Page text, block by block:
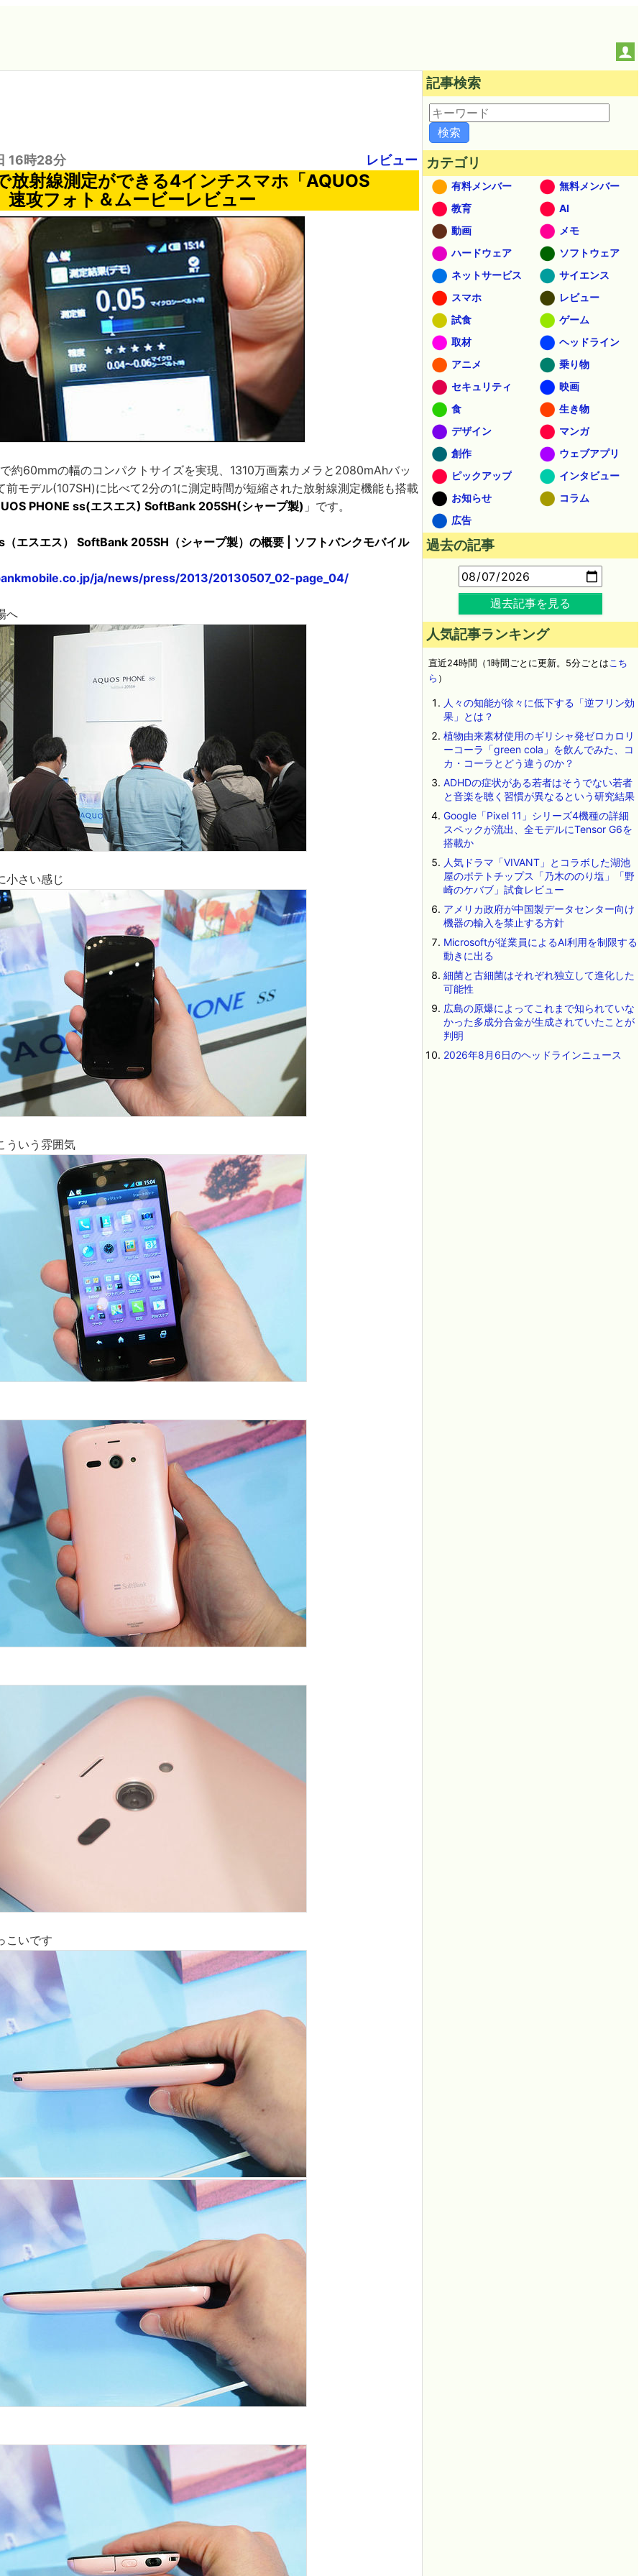
16時28分 レビュー
放射線測定ができる4インチスマホ「AQUOS
速攻フォト＆ムービーレビュー
約60mmの幅のコンパクトサイズを実現、1310万画素カメラと2080mAhバッ
前モデル(107SH)に比べて2分の1に測定時間が短縮された放射線測定機能も搭載
PHONE ss(エスエス) SoftBank 205SH(シャープ製) 」です。
（エスエス） SoftBank 205SH（シャープ製）の概要 | ソフトバンクモバイル
ja/news/press/2013/20130507_02-page_04/
へ
小さい感じ
ういう雰囲気
こいです
記事検索
カテゴリ
有料メンバー
無料メンバー
教育
AI
動画
メモ
ハードウェア
ソフトウェア
ネットサービス
サイエンス
スマホ
レビュー
試食
ゲーム
取材
ヘッドライン
アニメ
乗り物
セキュリティ
映画
食
生き物
デザイン
マンガ
創作
ウェブアプリ
ピックアップ
インタビュー
お知らせ
コラム
広告
過去の記事
過去記事を見る
人気記事ランキング
直近24時間（1時間ごとに更新。5分ごとはこち
ら ）
人々の知能が徐々に低下する「逆フリン効
果」とは？
植物由来素材使用のギリシャ発ゼロカロリ
ーコーラ「green cola」を飲んでみた、コ
カ・コーラとどう違うのか？
ADHDの症状がある若者はそうでない若者
と音楽を聴く習慣が異なるという研究結果
Google「Pixel 11」シリーズ4機種の詳細
スペックが流出、全モデルにTensor G6を
搭載か
人気ドラマ「VIVANT」とコラボした湖池
屋のポテトチップス「乃木ののり塩」「野
崎のケバブ」試食レビュー
アメリカ政府が中国製データセンター向け
機器の輸入を禁止する方針
Microsoftが従業員によるAI利用を制限する
動きに出る
細菌と古細菌はそれぞれ独立して進化した
可能性
広島の原爆によってこれまで知られていな
かった多成分合金が生成されていたことが
判明
2026年8月6日のヘッドラインニュース